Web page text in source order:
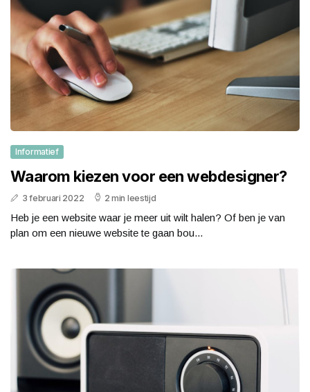
Informatief
Waarom kiezen voor een webdesigner?
3 februari 2022 2 min leestijd
Heb je een website waar je meer uit wilt halen? Of ben je van
plan om een nieuwe website te gaan bou...